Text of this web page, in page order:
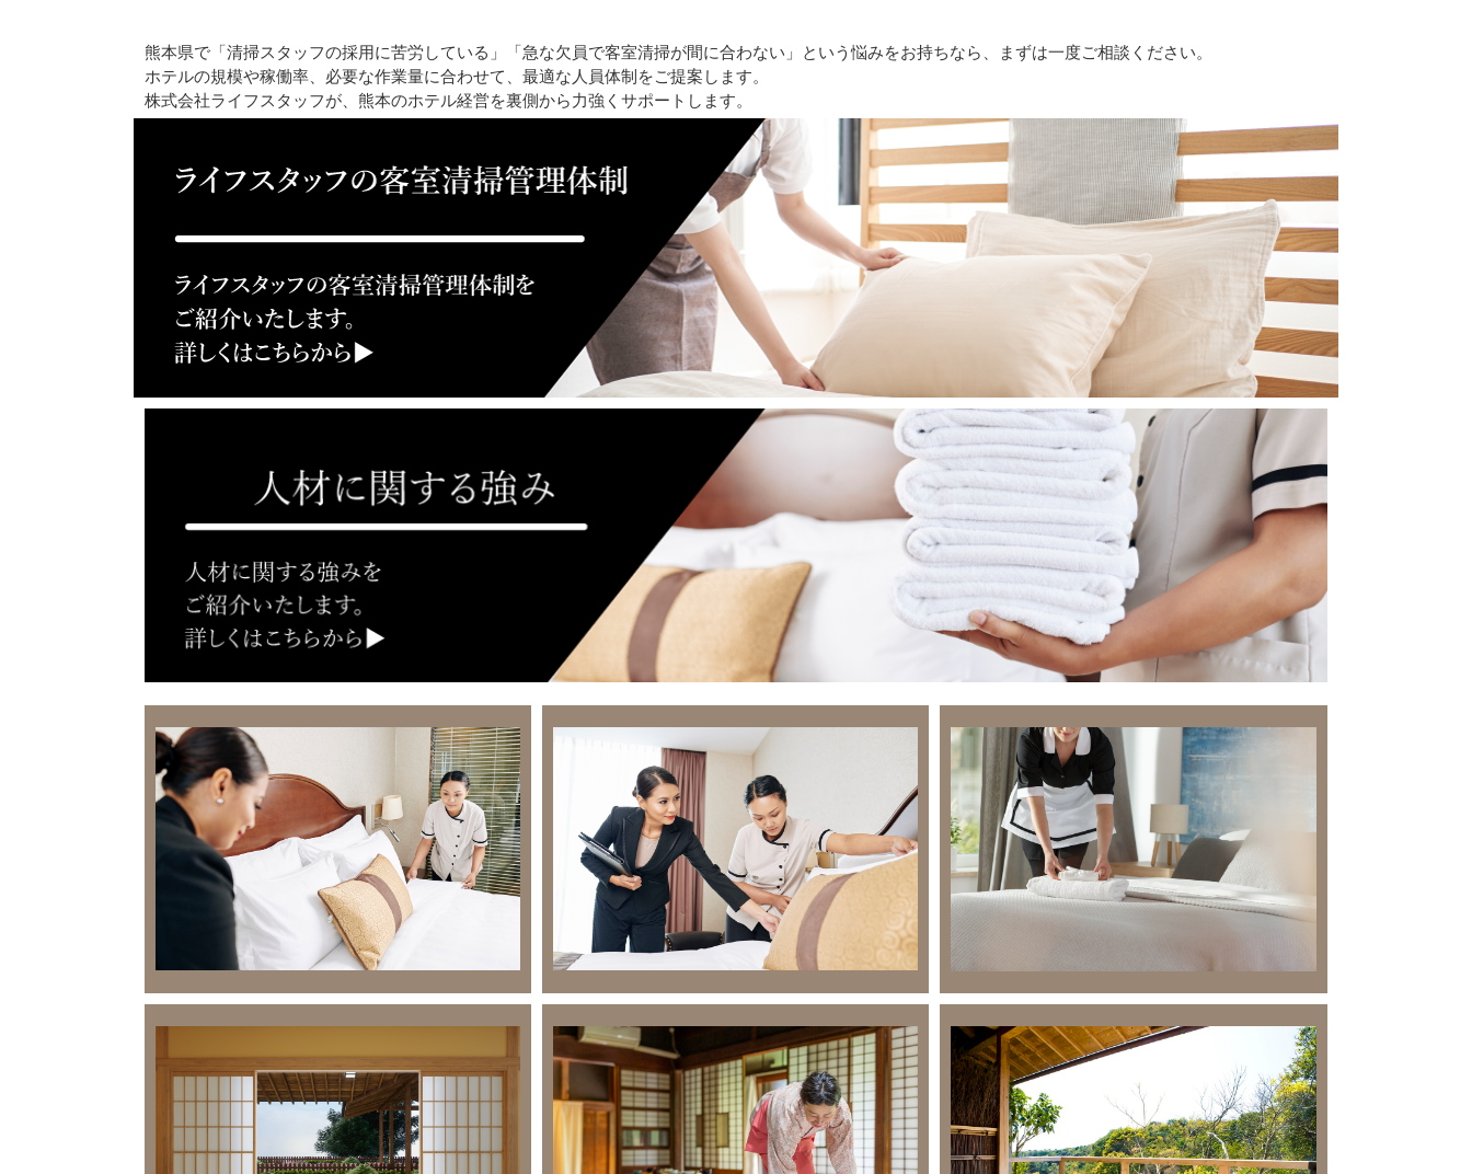
熊本県で「清掃スタッフの採用に苦労している」「急な欠員で客室清掃が間に合わない」という悩みをお持ちなら、まずは一度ご相談ください。
ホテルの規模や稼働率、必要な作業量に合わせて、最適な人員体制をご提案します。
株式会社ライフスタッフが、熊本のホテル経営を裏側から力強くサポートします。